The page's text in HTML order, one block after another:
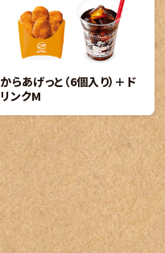
からあげっと（6個入り）＋ド
リンクM